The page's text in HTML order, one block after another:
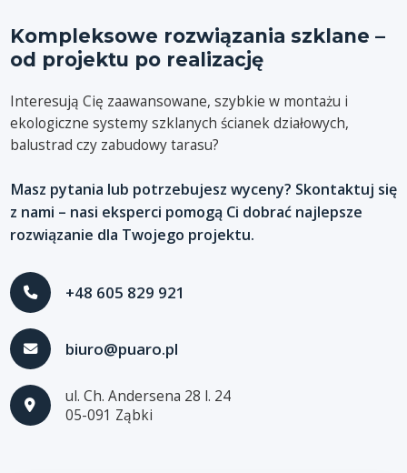
Kompleksowe rozwiązania szklane –
od projektu po realizację
Interesują Cię zaawansowane, szybkie w montażu i
ekologiczne systemy szklanych ścianek działowych,
balustrad czy zabudowy tarasu?
Masz pytania lub potrzebujesz wyceny? Skontaktuj się
z nami – nasi eksperci pomogą Ci dobrać najlepsze
rozwiązanie dla Twojego projektu.
+48 605 829 921
biuro@puaro.pl
ul. Ch. Andersena 28 l. 24
05-091 Ząbki